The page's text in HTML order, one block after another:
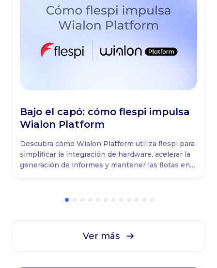
Bajo el capó: сómo flespi impulsa
Wialon Platform
Descubra cómo Wialon Platform utiliza flespi para
simplificar la integración de hardware, acelerar la
generación de informes y mantener las flotas en
Ver más